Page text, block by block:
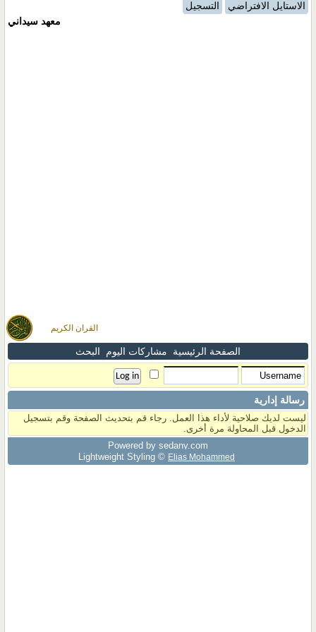
القران الكريم
الاستايل الافتراضي
التسجيل
معهد سيداني
الصفحة الرئيسية مشاركات اليوم البحث
رسالة إدارية
ليست لديك صلاحية لأداء هذا العمل. رجاء قم بتحديث الصفحة وقم بتسجيل
الدخول قبل المحاولة مرة أخرى.
Powered by sedany.com
Lightweight Styling © Elias Mohammed